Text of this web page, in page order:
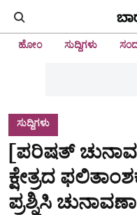
ಹೋಂ ಸುದ್ದಿಗಳು
ಸುದ್ದಿಗಳು
[ಪರಿಷತ್‌
ಕ್ಷೇತ್ರದ
ಪ್ರಶ್ನಿಸಿ